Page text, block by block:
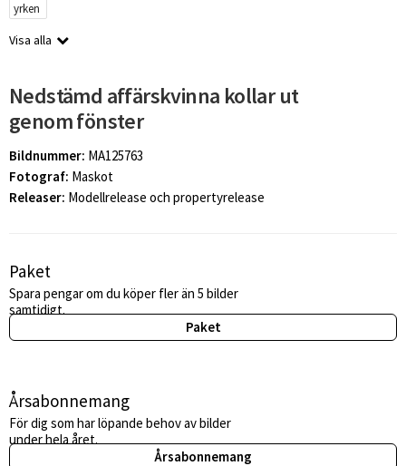
yrken
Visa alla
Nedstämd affärskvinna kollar ut
genom fönster
Bildnummer: MA125763
Fotograf: Maskot
Releaser: Modellrelease och propertyrelease
Paket
Spara pengar om du köper fler än 5 bilder
samtidigt.
Paket
Årsabonnemang
För dig som har löpande behov av bilder
under hela året.
Årsabonnemang